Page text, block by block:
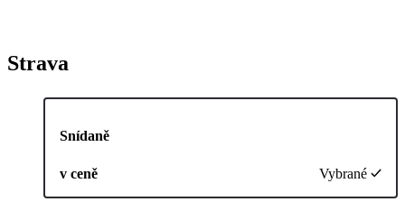
Strava
Snídaně
v ceně Vybrané